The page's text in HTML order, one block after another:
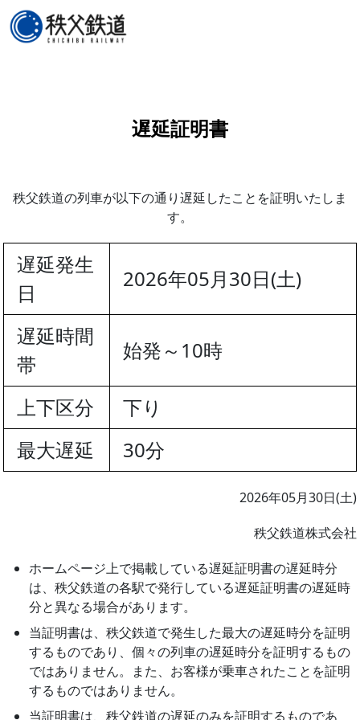
遅延証明書
秩父鉄道の列車が以下の通り遅延したことを証明いたしま
す。
遅延発生
日
2026年05月30日(土)
遅延時間
帯
始発～10時
上下区分
下り
最大遅延
30分
2026年05月30日(土)
秩父鉄道株式会社
ホームページ上で掲載している遅延証明書の遅延時分
は、秩父鉄道の各駅で発行している遅延証明書の遅延時
分と異なる場合があります。
当証明書は、秩父鉄道で発生した最大の遅延時分を証明
するものであり、個々の列車の遅延時分を証明するもの
ではありません。また、お客様が乗車されたことを証明
するものではありません。
当証明書は、秩父鉄道の遅延のみを証明するものであ